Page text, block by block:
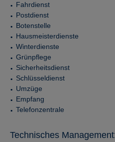
Fahrdienst
Postdienst
Botenstelle
Hausmeisterdienste
Winterdienste
Grünpflege
Sicherheitsdienst
Schlüsseldienst
Umzüge
Empfang
Telefonzentrale
Technisches